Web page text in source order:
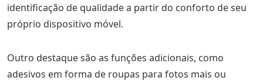
identificação de qualidade a partir do conforto de seu
próprio dispositivo móvel.
Outro destaque são as funções adicionais, como
adesivos em forma de roupas para fotos mais ou